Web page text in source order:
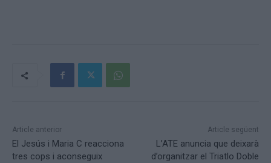
Article anterior
El Jesús i Maria C reacciona
tres cops i aconseguix
Article següent
L’ATE anuncia que deixarà
d’organitzar el Triatlo Doble